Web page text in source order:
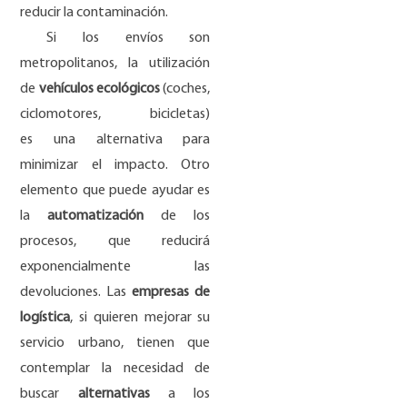
reducir la contaminación.
Si los envíos son
metropolitanos, la utilización
de vehículos ecológicos(coches,
ciclomotores, bicicletas)
es una alternativa para
minimizar el impacto. Otro
elemento que puede ayudar es
laautomatización de los
procesos, que reducirá
exponencialmente las
devoluciones. Lasempresas de
logística, si quieren mejorar su
servicio urbano, tienen que
contemplar la necesidad de
buscar alternativas a los